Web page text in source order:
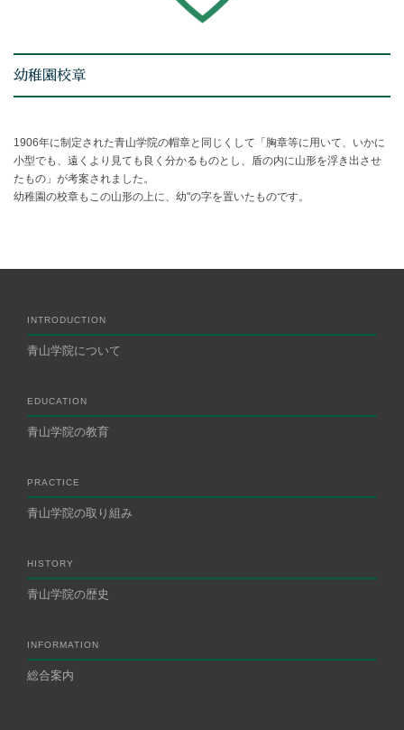
幼稚園校章
1906年に制定された青山学院の帽章と同じくして「胸章等に用いて、いかに
小型でも、遠くより見ても良く分かるものとし、盾の内に山形を浮き出させ
たもの」が考案されました。
幼稚園の校章もこの山形の上に、幼"の字を置いたものです。
INTRODUCTION
青山学院について
EDUCATION
青山学院の教育
PRACTICE
青山学院の取り組み
HISTORY
青山学院の歴史
INFORMATION
総合案内